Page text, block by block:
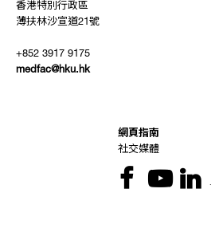
香港特別行政區
薄扶林沙宣道21號
+852 3917 9175
medfac@hku.hk
網頁指南
社交媒體